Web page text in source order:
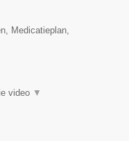
Medicatieplan,
video ▼